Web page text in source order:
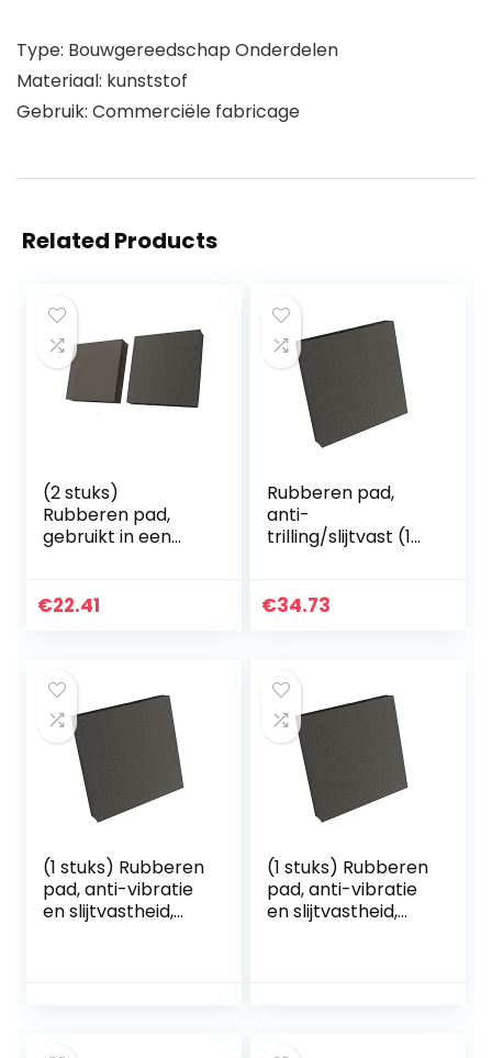
Type: Bouwgereedschap Onderdelen
Materiaal: kunststof
Gebruik: Commerciële fabricage
Related Products
(2 stuks)
Rubberen pad,
gebruikt in een
50x50x50mm
€22.41
Rubberen pad,
anti-
trilling/slijtvast (1
machines
€34.73
(1 stuks) Rubberen
pad, anti-vibratie
en slijtvastheid,
(1 stuks) Rubberen
pad, anti-vibratie
en slijtvastheid,